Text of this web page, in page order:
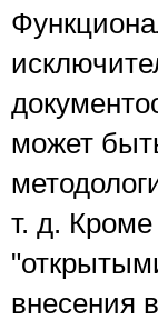
может
т. д.
внесения